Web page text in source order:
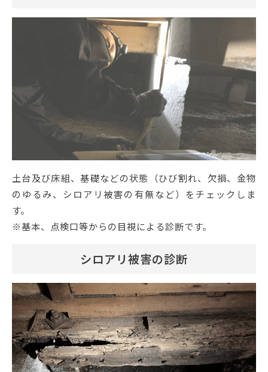
土台及び床組、基礎などの状態（ひび割れ、欠損、金物
のゆるみ、シロアリ被害の有無など）をチェックしま
す。
※基本、点検口等からの目視による診断です。
シロアリ被害の診断